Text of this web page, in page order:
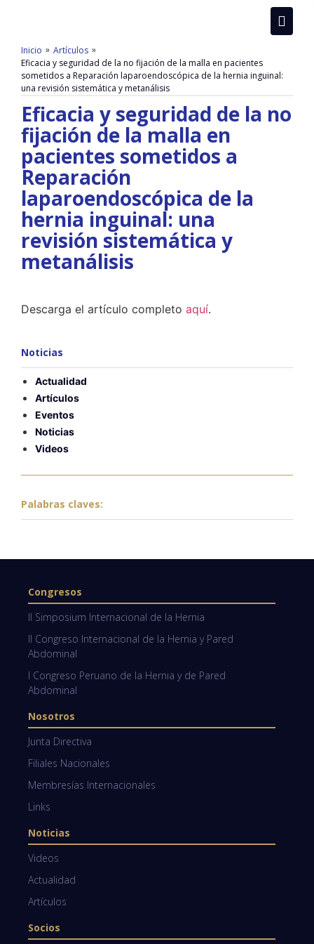
Inicio » Artículos »
Eficacia y seguridad de la no fijación de la malla en pacientes
sometidos a Reparación laparoendoscópica de la hernia inguinal:
una revisión sistemática y metanálisis
Eficacia y seguridad de la no
fijación de la malla en
pacientes sometidos a
Reparación
laparoendoscópica de la
hernia inguinal: una
revisión sistemática y
metanálisis
Descarga el artículo completo aquí.
Noticias
Actualidad
Artículos
Eventos
Noticias
Videos
Palabras claves:
Congresos
II Simposium Internacional de la Hernia
II Congreso Internacional de la Hernia y Pared
Abdominal
I Congreso Peruano de la Hernia y de Pared
Abdominal
Nosotros
Junta Directiva
Filiales Nacionales
Membresías Internacionales
Links
Noticias
Videos
Actualidad
Artículos
Socios